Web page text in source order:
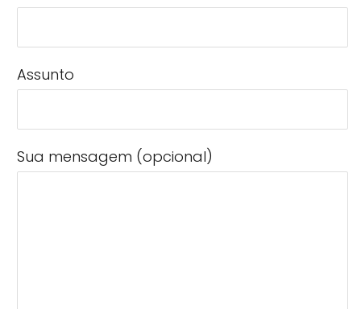
Assunto
Sua mensagem (opcional)